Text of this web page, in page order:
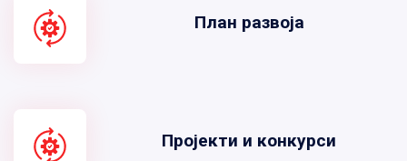
План развоја
Пројекти и конкурси